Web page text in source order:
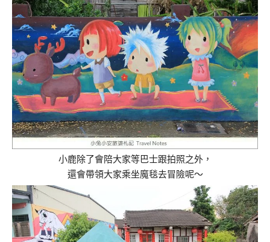
小鹿除了會陪大家等巴士跟拍照之外，
還會帶領大家乘坐魔毯去冒險呢～